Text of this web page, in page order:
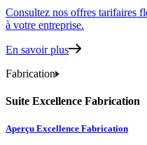
Consultez nos offres tarifaires
à votre entreprise.
En savoir plus
Fabrication
Suite Excellence Fabrication
Aperçu Excellence Fabrication